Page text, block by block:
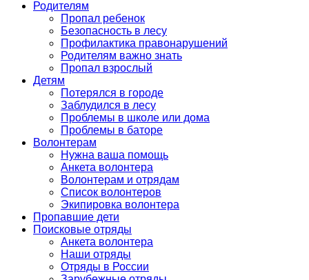
Родителям
Пропал ребенок
Безопасность в лесу
Профилактика правонарушений
Родителям важно знать
Пропал взрослый
Детям
Потерялся в городе
Заблудился в лесу
Проблемы в школе или дома
Проблемы в баторе
Волонтерам
Нужна ваша помощь
Анкета волонтера
Волонтерам и отрядам
Список волонтеров
Экипировка волонтера
Пропавшие дети
Поисковые отряды
Анкета волонтера
Наши отряды
Отряды в России